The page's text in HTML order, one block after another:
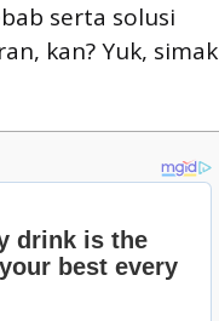
serta solusi
kan? Yuk, simak